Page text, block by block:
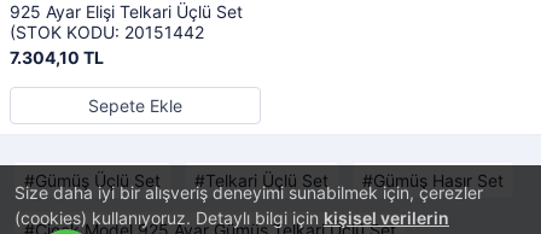
Size daha iyi bir alışveriş deneyimi sunabilmek için, çerezler
(cookies) kullanıyoruz. Detaylı bilgi için kişisel verilerin
925 Ayar Elişi Telkari Üçlü Set
(STOK KODU: 20151442
7.304,10 TL
Sepete Ekle
Gümüş Üçlü Set Telkari Üçlü Set Gümüş Hasır Set
Çiçek Model 925 Ayar Gümüş Telkari Üçlü Set